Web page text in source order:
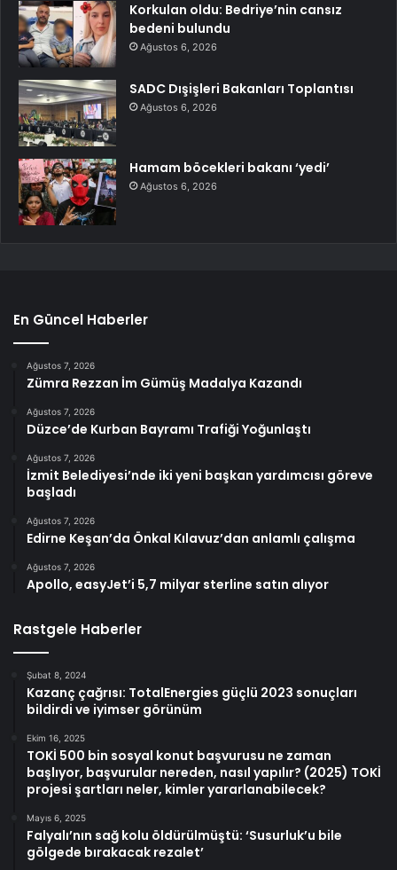
Korkulan oldu: Bedriye’nin cansız
bedeni bulundu
Ağustos 6, 2026
SADC Dışişleri Bakanları Toplantısı
Ağustos 6, 2026
Hamam böcekleri bakanı ‘yedi’
Ağustos 6, 2026
En Güncel Haberler
Ağustos 7, 2026
Zümra Rezzan İm Gümüş Madalya Kazandı
Ağustos 7, 2026
Düzce’de Kurban Bayramı Trafiği Yoğunlaştı
Ağustos 7, 2026
İzmit Belediyesi’nde iki yeni başkan yardımcısı göreve
başladı
Ağustos 7, 2026
Edirne Keşan’da Önkal Kılavuz’dan anlamlı çalışma
Ağustos 7, 2026
Apollo, easyJet’i 5,7 milyar sterline satın alıyor
Rastgele Haberler
Şubat 8, 2024
Kazanç çağrısı: TotalEnergies güçlü 2023 sonuçları
bildirdi ve iyimser görünüm
Ekim 16, 2025
TOKİ 500 bin sosyal konut başvurusu ne zaman
başlıyor, başvurular nereden, nasıl yapılır? (2025) TOKİ
projesi şartları neler, kimler yararlanabilecek?
Mayıs 6, 2025
Falyalı’nın sağ kolu öldürülmüştü: ‘Susurluk’u bile
gölgede bırakacak rezalet’